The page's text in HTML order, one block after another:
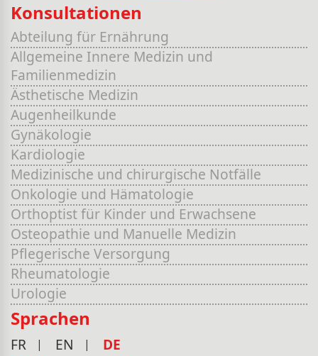
Konsultationen
Abteilung für Ernährung
Allgemeine Innere Medizin und
Familienmedizin
Ästhetische Medizin
Augenheilkunde
Gynäkologie
Kardiologie
Medizinische und chirurgische Notfälle
Onkologie und Hämatologie
Orthoptist für Kinder und Erwachsene
Osteopathie und Manuelle Medizin
Pflegerische Versorgung
Rheumatologie
Urologie
Sprachen
FR EN DE